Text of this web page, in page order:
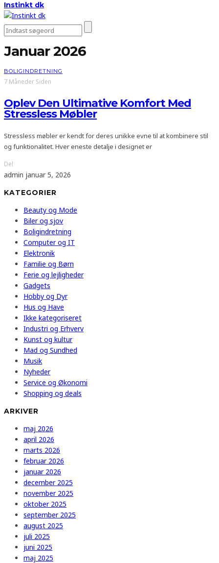
Instinkt dk
Januar 2026
BOLIGINDRETNING
7 Måneder Siden
Oplev Den Ultimative Komfort Med
Stressless Møbler
Stressless møbler er kendt for deres unikke evne til at kombinere stil
og funktionalitet. Hver eneste detalje i designet er
Del
admin januar 5, 2026
KATEGORIER
Beauty og Mode
Biler og sjov
Boligindretning
Computer og IT
Elektronik
Familie og Børn
Ferie og lejligheder
Gadgets
Hobby og Dyr
Hus og Have
Ikke kategoriseret
Industri og Erhverv
Kunst og kultur
Mad og Sundhed
Musik
Nyheder
Service og Økonomi
Shopping og deals
ARKIVER
maj 2026
april 2026
marts 2026
februar 2026
januar 2026
december 2025
november 2025
oktober 2025
september 2025
august 2025
juli 2025
juni 2025
maj 2025